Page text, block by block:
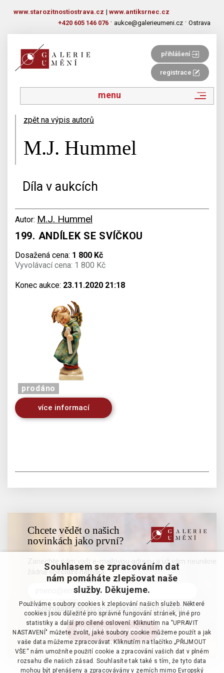
www.starozitnostiostrava.cz | www.antiksrnec.cz
+420 605 146 076 · aukce@galerieumeni.cz · Ostrava
přihlášení
registrace
menu
zpět na výpis autorů
M.J. Hummel
Díla v aukcích
Autor: M.J. Hummel
199. ANDÍLEK SE SVÍČKOU
Dosažená cena: 1 800 Kč
Vyvolávací cena: 1 800 Kč
Konec aukce: 23.11.2020 21:18
prodáno
více informací
Chcete vědět o našich
novinkách jako první?
Zanechte nám vaši e-mailovou adresu a už vám neunikne
žádná speciální nabídka
Souhlasím se zpracováním osobních údajů
Souhlasem se zpracováním dat
nám pomáháte zlepšovat naše
služby. Děkujeme.
Používáme soubory cookies k zlepšování našich služeb. Některé
cookies jsou důležité pro správné fungování stránek, jiné pro
statistiky a další pro cílené oslovení. Kliknutím na "UPRAVIT
NASTAVENÍ" můžete zvolit, jaké soubory cookie můžeme použít a jak
vaše data můžeme zpracovávat. Kliknutím na tlačítko „PŘIJMOUT
VŠE“ nám umožníte použití cookie a zpracování vašich dat v plném
rozsahu dle našich zásad. Souhlasíte tak také s tím, že tyto data
mohou být přenášeny a zpracovávány v zemích mimo Evropský